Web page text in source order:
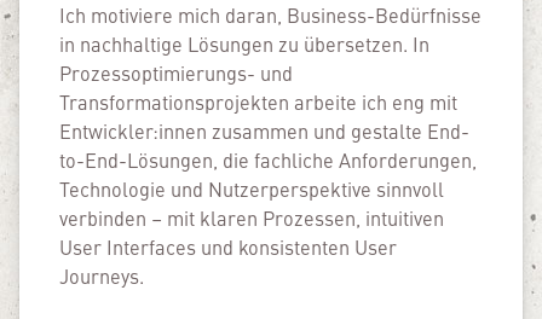
Ich motiviere mich daran, Business-Bedürfnisse
in nachhaltige Lösungen zu übersetzen. In
Prozessoptimierungs- und
Transformationsprojekten arbeite ich eng mit
Entwickler:innen zusammen und gestalte End-
to-End-Lösungen, die fachliche Anforderungen,
Technologie und Nutzerperspektive sinnvoll
verbinden – mit klaren Prozessen, intuitiven
User Interfaces und konsistenten User
Journeys.